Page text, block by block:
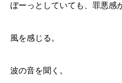
ぼーっとしていても、罪悪感
風を感じる。
波の音を聞く。